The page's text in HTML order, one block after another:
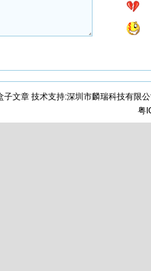
子文章 技术支持:深圳市麟瑞科技有限
粤